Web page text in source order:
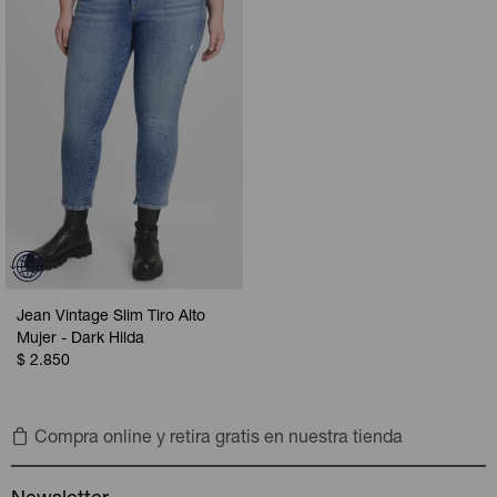
Jean Vintage Slim Tiro Alto
Mujer - Dark Hilda
$ 2.850
Compra online y retira gratis en nuestra tienda
Camperas
Musculosas
Shorts
Vestidos y polleras
Pijamas
Calzas
Camperas
Chalecos
Shorts
Ropa interior
Polos
Camperas
Chalecos
Ropa interior
Pijamas
Camperas
Pijamas
Sets